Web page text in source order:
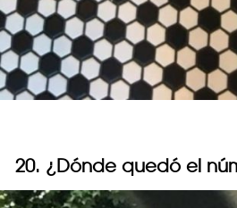
20. ¿Dónde quedó el